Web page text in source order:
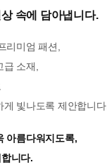
속에 담아냅니다.
리미엄 패션,
소재,
빛나도록 제안합니다.
아름다워지도록,
니다.